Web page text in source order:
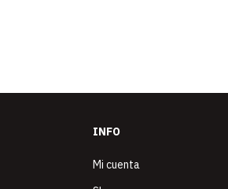
INFO
Mi cuenta